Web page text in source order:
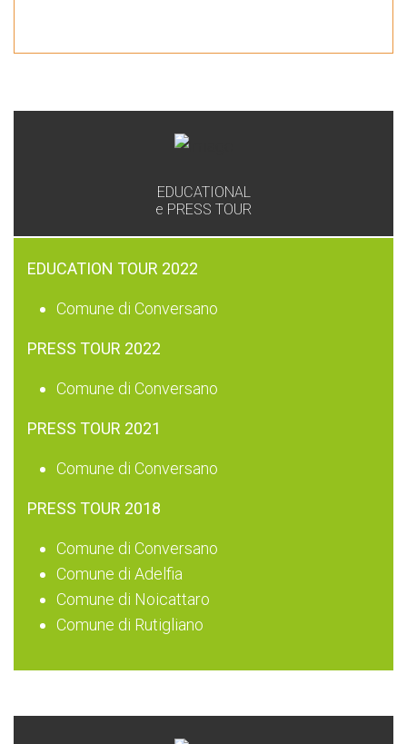
EDUCATIONAL
e PRESS TOUR
EDUCATION TOUR 2022
Comune di Conversano
PRESS TOUR 2022
Comune di Conversano
PRESS TOUR 2021
Comune di Conversano
PRESS TOUR 2018
Comune di Conversano
Comune di Adelfia
Comune di Noicattaro
Comune di Rutigliano